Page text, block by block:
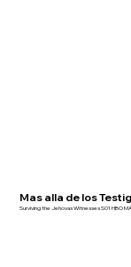
Mas alla de los
Surviving the Jehovas Witnesses S01 HBO